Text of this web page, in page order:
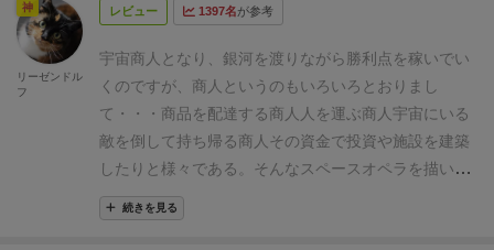
レビュー 1397名が参考
宇宙商人となり、銀河を渡りながら勝利点を稼いでい
くのですが、商人というのもいろいろとおりまし
て・・・ 商品を配達する商人 人を運ぶ商人 宇宙にいる
敵を倒して持ち帰る商人 その資金で投資や施設を建築
したりと様々である。 そんなスペースオペラを描いた
宇宙商人ゲームとなっている。
ポーネントを広げています。
続きを見る
神
リーゼンドル
フ